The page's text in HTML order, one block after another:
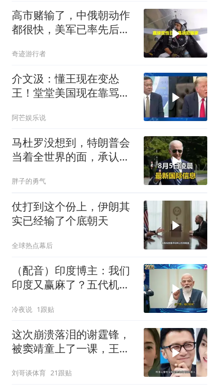
高市赌输了，中俄朝动作
都很快，美军已率先后撤.
奇迹游行者
介文汲：懂王现在变怂
王！堂堂美国现在靠骂人
阿芒娱乐说
马杜罗没想到，特朗普会
当着全世界的面，承认一
胖子的勇气
仗打到这个份上，伊朗其
实已经输了个底朝天
全球热点幕后
（配音）印度博主：我们
印度又赢麻了？五代机还
贴上了，欧洲还排着队求
合作
冷夜说 1跟贴
这次崩溃落泪的谢霆锋，
被窦靖童上了一课，王菲
刘哥谈体育 21跟贴